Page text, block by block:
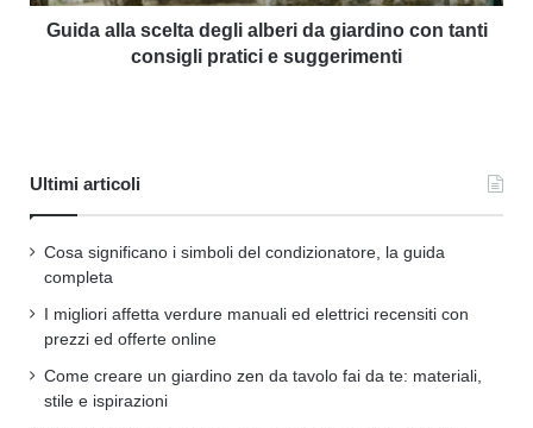
Guida alla scelta degli alberi da giardino con tanti
consigli pratici e suggerimenti
Ultimi articoli
Cosa significano i simboli del condizionatore, la guida
completa
I migliori affetta verdure manuali ed elettrici recensiti con
prezzi ed offerte online
Come creare un giardino zen da tavolo fai da te: materiali,
stile e ispirazioni